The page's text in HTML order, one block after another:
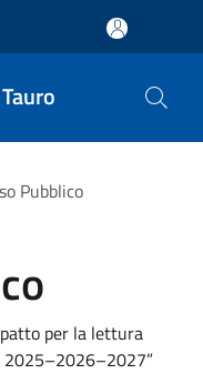
Pubblico
per la lettura